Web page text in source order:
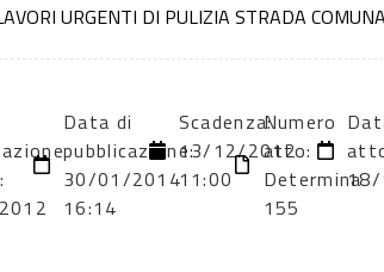
URGENTI DI PULIZIA STRADA
Data di
pubblicazione:
30/01/2014
16:14
Scadenza:
13/12/2012
11:00
Numero
atto:
Determina
155